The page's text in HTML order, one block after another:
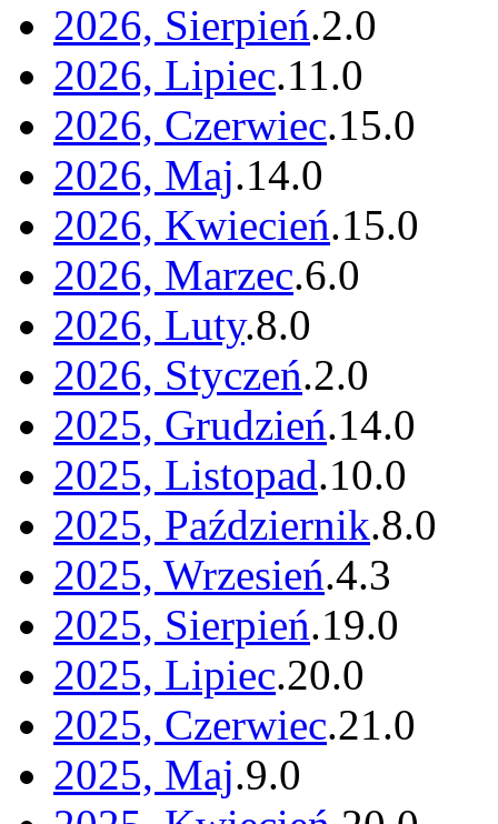
2026, Sierpień.2.0
2026, Lipiec.11.0
2026, Czerwiec.15.0
2026, Maj.14.0
2026, Kwiecień.15.0
2026, Marzec.6.0
2026, Luty.8.0
2026, Styczeń.2.0
2025, Grudzień.14.0
2025, Listopad.10.0
2025, Październik.8.0
2025, Wrzesień.4.3
2025, Sierpień.19.0
2025, Lipiec.20.0
2025, Czerwiec.21.0
2025, Maj.9.0